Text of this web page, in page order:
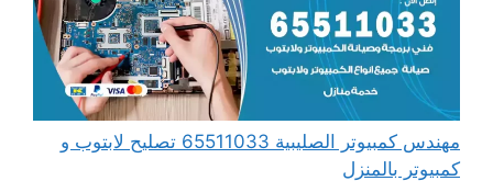
مهندس كمبيوتر الصليبية 65511033 تصليح لابتوب و
كمبيوتر بالمنزل